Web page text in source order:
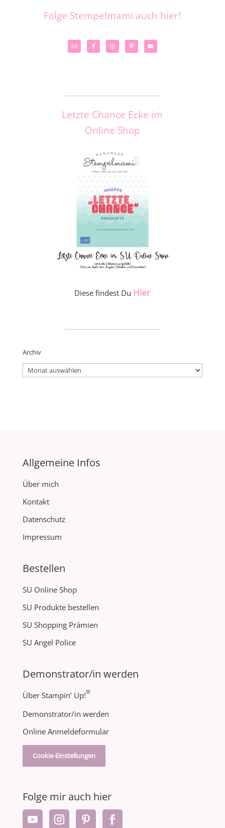
Folge Stempelmami auch hier!
Letzte Chance Ecke im
Online Shop
Diese findest Du Hier
Archiv
Archiv
Allgemeine Infos
Über mich
Kontakt
Datenschutz
Impressum
Bestellen
SU Online Shop
SU Produkte bestellen
SU Shopping Prämien
SU Angel Police
Demonstrator/in werden
Über Stampin‘ Up!®
Demonstrator/in werden
Online Anmeldeformular
Cookie-Einstellungen
Folge mir auch hier